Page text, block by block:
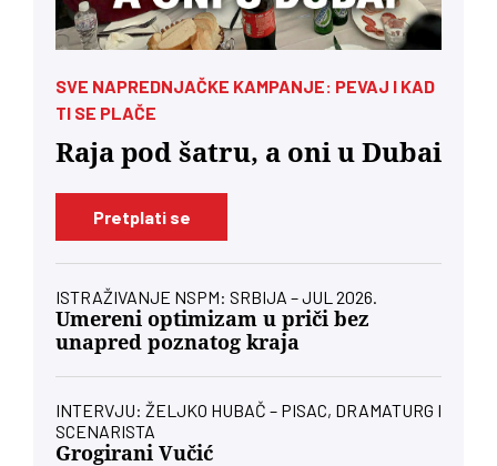
SVE NAPREDNJAČKE KAMPANJE: PEVAJ I KAD
TI SE PLAČE
Raja pod šatru, a oni u Dubai
Pretplati se
ISTRAŽIVANJE NSPM: SRBIJA – JUL 2026.
Umereni optimizam u priči bez
unapred poznatog kraja
INTERVJU: ŽELJKO HUBAČ – PISAC, DRAMATURG I
SCENARISTA
Grogirani Vučić